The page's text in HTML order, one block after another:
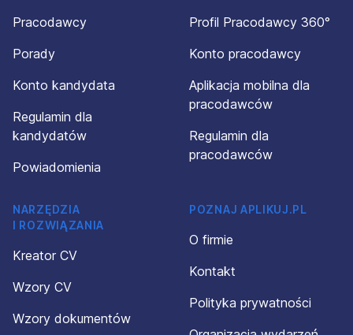
Pracodawcy
Porady
Konto kandydata
Regulamin dla
kandydatów
Powiadomienia
Profil Pracodawcy 360°
Konto pracodawcy
Aplikacja mobilna dla
pracodawców
Regulamin dla
pracodawców
NARZĘDZIA
I ROZWIĄZANIA
Kreator CV
Wzory CV
Wzory dokumentów
POZNAJ APLIKUJ.PL
O firmie
Kontakt
Polityka prywatności